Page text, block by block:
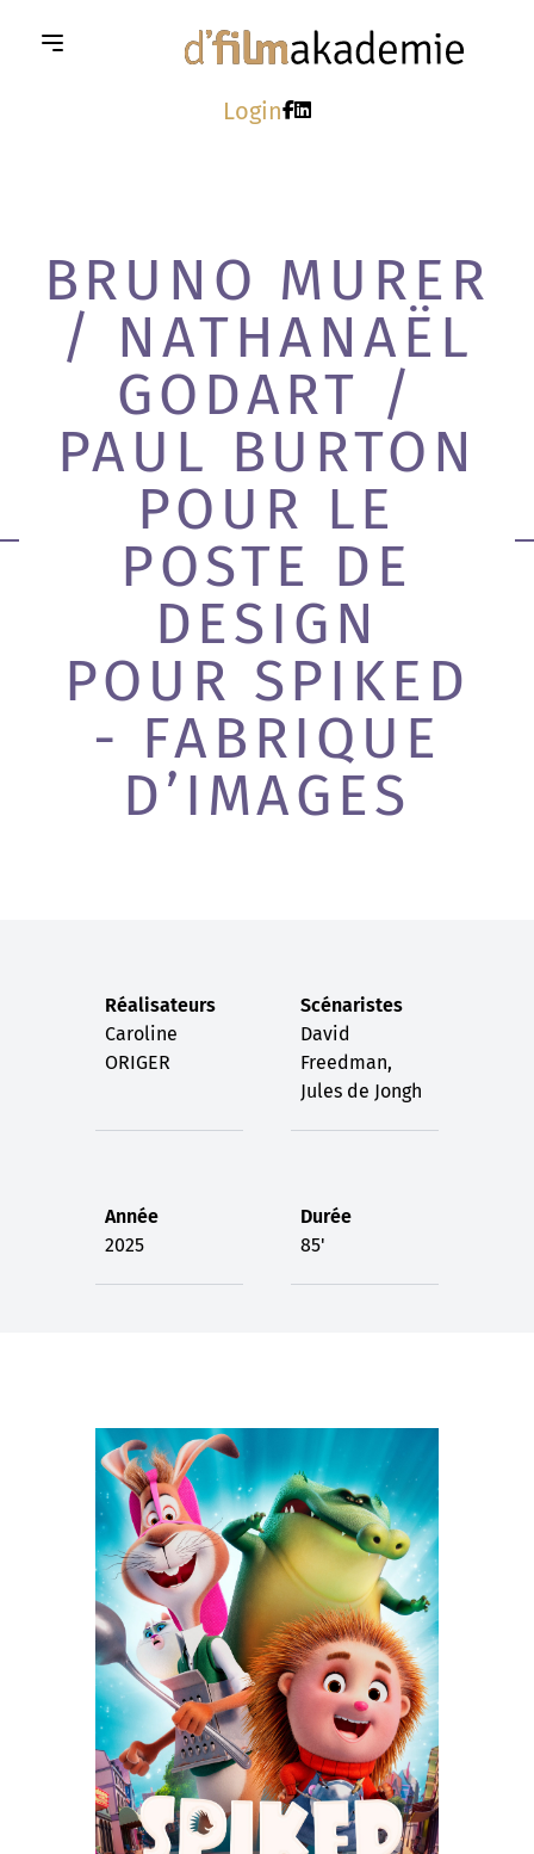
Login
BRUNO MURER
/ NATHANAËL
GODART /
PAUL BURTON
POUR LE
POSTE DE
DESIGN
POUR SPIKED
- FABRIQUE
D’IMAGES
Réalisateurs
Caroline
ORIGER
Scénaristes
David
Freedman,
Jules de Jongh
Année
2025
Durée
85'